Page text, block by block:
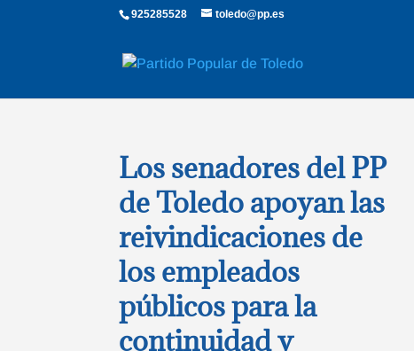
925285528 toledo@pp.es
Los senadores del PP
de Toledo apoyan las
reivindicaciones de
los empleados
públicos para la
continuidad y